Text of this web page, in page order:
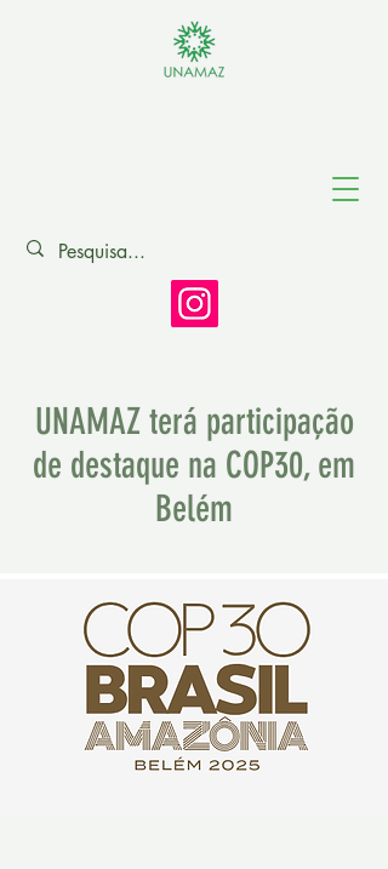
UNAMAZ terá participação
de destaque na COP30, em
Belém